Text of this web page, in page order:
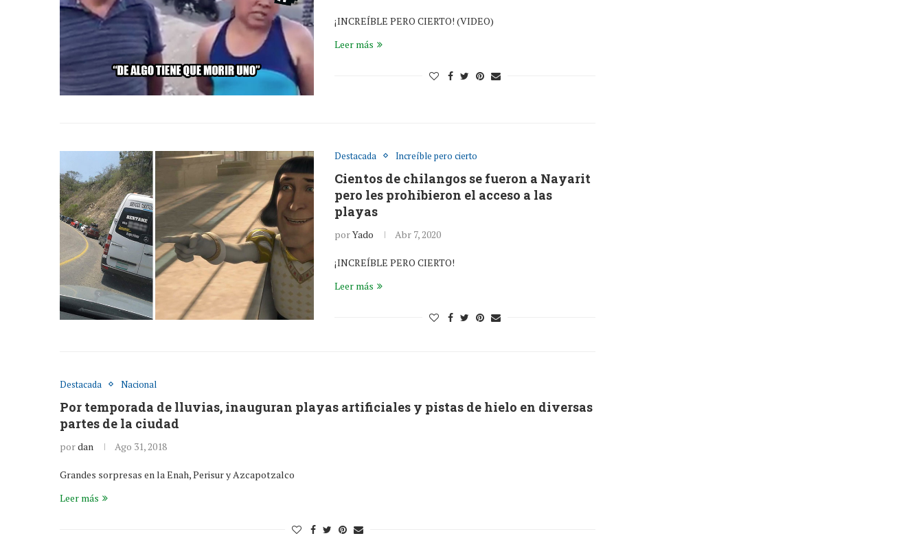
¡INCREÍBLE PERO CIERTO! (VIDEO)
Leer más
Destacada Increíble pero cierto
Cientos de chilangos se fueron a Nayarit
pero les prohibieron el acceso a las
playas
porYado Abr 7, 2020
¡INCREÍBLE PERO CIERTO!
Leer más
Destacada Nacional
Por temporada de lluvias, inauguran playas artificiales y pistas de hielo en diversas
partes de la ciudad
pordan Ago 31, 2018
Grandes sorpresas en la Enah, Perisur y Azcapotzalco
Leer más